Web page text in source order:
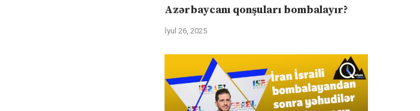
Azərbaycanı qonşuları bombalayır?
İyul 26, 2025